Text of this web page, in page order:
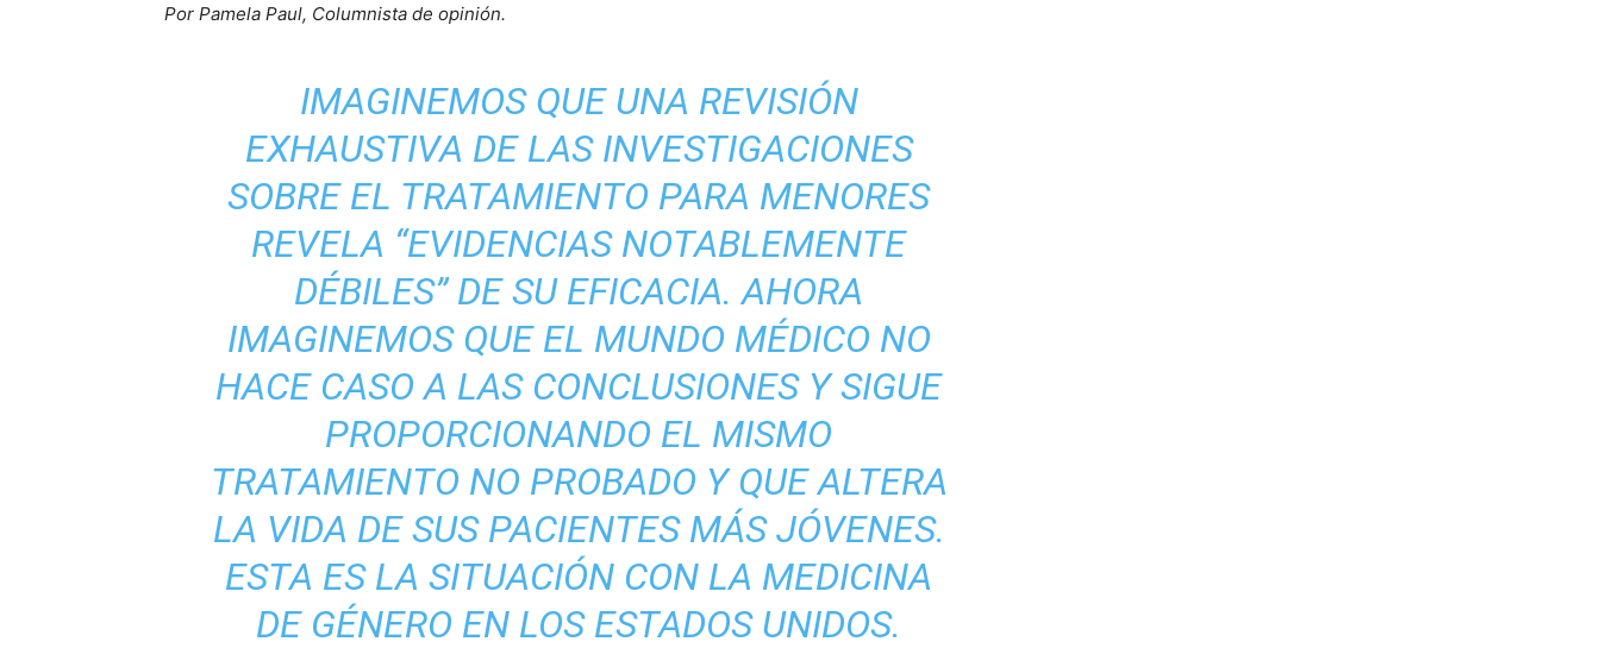
Por Pamela Paul, Columnista de opinión.
IMAGINEMOS QUE UNA REVISIÓN
EXHAUSTIVA DE LAS INVESTIGACIONES
SOBRE EL TRATAMIENTO PARA MENORES
REVELA “EVIDENCIAS NOTABLEMENTE
DÉBILES” DE SU EFICACIA. AHORA
IMAGINEMOS QUE EL MUNDO MÉDICO NO
HACE CASO A LAS CONCLUSIONES Y SIGUE
PROPORCIONANDO EL MISMO
TRATAMIENTO NO PROBADO Y QUE ALTERA
LA VIDA DE SUS PACIENTES MÁS JÓVENES.
ESTA ES LA SITUACIÓN CON LA MEDICINA
DE GÉNERO EN LOS ESTADOS UNIDOS.